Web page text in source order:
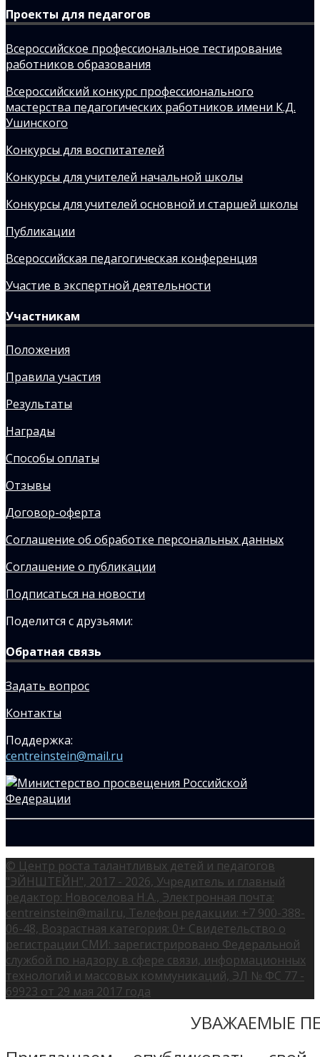
Проекты для педагогов
Всероссийское профессиональное тестирование
работников образования
Всероссийский конкурс профессионального
мастерства педагогических работников имени К.Д.
Ушинского
Конкурсы для воспитателей
Конкурсы для учителей начальной школы
Конкурсы для учителей основной и старшей школы
Публикации
Всероссийская педагогическая конференция
Участие в экспертной деятельности
Участникам
Положения
Правила участия
Результаты
Награды
Способы оплаты
Отзывы
Договор-оферта
Соглашение об обработке персональных данных
Соглашение о публикации
Подписаться на новости
Поделится с друзьями:
Обратная связь
Задать вопрос
Контакты
Поддержка:
centreinstein@mail.ru
© Центр роста талантливых детей и педагогов
"ЭЙНШТЕЙН", 2017 - 2026, Учредитель и главный
редактор: Новоселова Н.А., Электронная почта:
centreinstein@mail.ru, Телефон редакции: +7 900-388-
06-48, Возрастная категория: 0+ Свидетельство о
регистрации СМИ: зарегистрировано Федеральной
службой по надзору в сфере связи, информационных
технологий и массовых коммуникаций, ЭЛ № ФС 77 -
69923 от 29 мая 2017 года
УВАЖАЕМЫЕ